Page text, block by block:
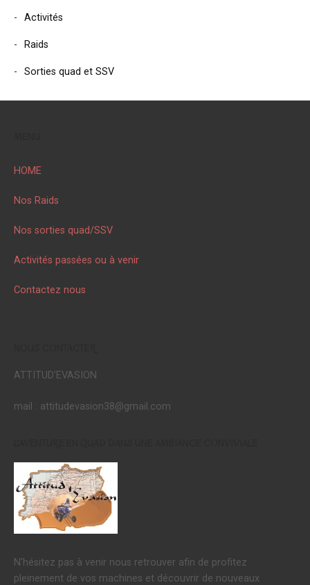
Activités
Raids
Sorties quad et SSV
HOME
Nos Raids
Nos sorties quad/SSV
Activités passées ou à venir
Contactez nous
ATTITUD'EVASION
mail : attitudevasion38@gmail.com
N'hésitez pas à venir nous retrouver afin de profitez
pleinement de vos machines et découvrir de nouveaux